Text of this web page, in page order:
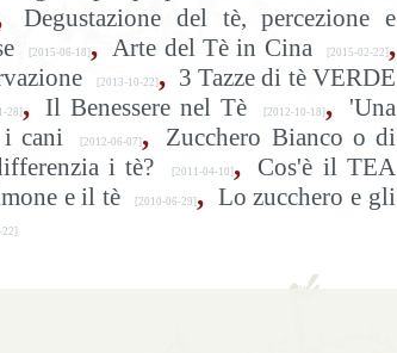
Degustazione del tè, percezione e
[2015-06-18] , Arte del Tè in Cina [2015-02-22] ,
[2013-10-22] , 3 Tazze di tè VERDE
28] , Il Benessere nel Tè [2012-10-18] ,
'Una
cani [2012-06-07] ,
Zucchero Bianco o di
i tè? [2011-04-10] ,
Cos'è il TEA
e il tè [2010-06-29] , Lo zucchero e gli
22]